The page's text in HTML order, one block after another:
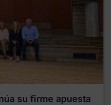
su firme apuesta